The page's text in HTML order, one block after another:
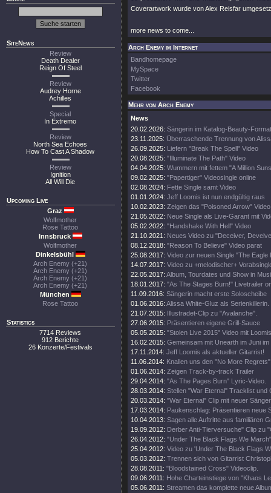
SiteNews
Review
Death Dealer
Reign Of Steel
Review
Audrey Horne
Achilles
Special
In Extremo
Review
North Sea Echoes
How To Cast A Shadow
Review
Ignition
All Will Die
Upcoming Live
Graz
Wolfmother
Rose Tattoo
Innsbruck
Wolfmother
Dinkelsbühl
Arch Enemy (+21)
Arch Enemy (+21)
Arch Enemy (+21)
Arch Enemy (+21)
München
Rose Tattoo
Statistics
7714 Reviews
912 Berichte
26 Konzerte/Festivals
Coverartwork wurde von Alex Reisfar
more news to come...
Arch Enemy im Internet
Bandhomepage
MySpace
Twitter
Facebook
Mehr von Arch Enemy
News
20.02.2026: Sängerin im Katalog-Beauty-
23.11.2025: Überraschende Trennung von
26.09.2025: Liefern "Break The Spell" Video
20.08.2025: "Illuminate The Path" Video
04.04.2025: Wummern mit fettem "A Million
09.02.2025: "Papertiger" Videosingle online
02.08.2024: Fette Single samt Video
01.01.2024: Jeff Loomis ist nun endgültig raus
10.02.2023: Zeigen das "Poisoned Arrow" Video
21.05.2022: Neue Single als Live-Garant mit
05.02.2022: "Handshake With Hell" Video
21.10.2021: Neues Video zu "Deceiver,
08.12.2018: "Reason To Believe" Video parat
25.08.2017: Video zur neuen Single "The Eagle
14.07.2017: Video zu +melodischer+
22.05.2017: Album, Tourdates und Show in
18.01.2017: "As The Stages Burn!" Livetrailer
11.09.2016: Sängerin macht erste Soloscheibe
01.06.2016: Alissa White-Gluz als Serienkillerin.
21.07.2015: Illustradet-Clip zu "Avalanche".
27.06.2015: Präsentieren eigene Grill-Sauce
05.05.2015: "Stolen Live 2015" Video mit
16.02.2015: Gemeinsam mit Unearth im Juni im
17.11.2014: Jeff Loomis als aktueller Gitarrist!
11.06.2014: Knallen uns den "No More
01.06.2014: Zeigen Track-by-track Trailer
29.04.2014: "As The Pages Burn" Lyric-Video.
28.03.2014: Stellen "War Eternal" Tracklist und
20.03.2014: "War Eternal" Clip mit neuer
17.03.2014: Paukenschlag: Präsentieren neue
10.04.2013: Sagen alle Auftritte aus familiären
19.09.2012: Derber Anti-Tierversuche" Clip zu
26.04.2012: "Under The Black Flags We
25.04.2012: Video zu 'Under The Black Flags
05.03.2012: Trennen sich von Gitarrist
28.08.2011: "Bloodstained Cross" Videoclip.
09.06.2011: Hohe Charteinstiege von "Khaos
05.06.2011: Streamen das komplette neue